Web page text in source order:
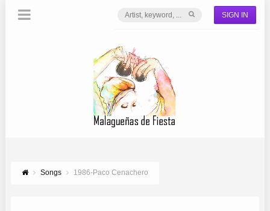
SIGN IN
Songs 1986-Paco Cenachero